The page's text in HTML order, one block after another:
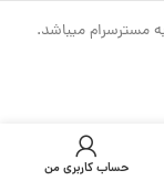
مسترسرام میباشد.
حساب کاربری من